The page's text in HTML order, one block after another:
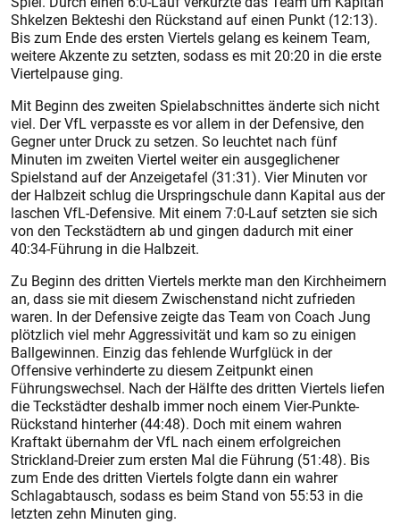
Shkelzen Bekteshi den Rückstand auf einen Punkt (12:13).
Bis zum Ende des ersten Viertels gelang es keinem Team,
weitere Akzente zu setzten, sodass es mit 20:20 in die erste
Viertelpause ging.
Mit Beginn des zweiten Spielabschnittes änderte sich nicht
viel. Der VfL verpasste es vor allem in der Defensive, den
Gegner unter Druck zu setzen. So leuchtet nach fünf
Minuten im zweiten Viertel weiter ein ausgeglichener
Spielstand auf der Anzeigetafel (31:31). Vier Minuten vor
der Halbzeit schlug die Urspringschule dann Kapital aus der
laschen VfL-Defensive. Mit einem 7:0-Lauf setzten sie sich
von den Teckstädtern ab und gingen dadurch mit einer
40:34-Führung in die Halbzeit.
Zu Beginn des dritten Viertels merkte man den Kirchheimern
an, dass sie mit diesem Zwischenstand nicht zufrieden
waren. In der Defensive zeigte das Team von Coach Jung
plötzlich viel mehr Aggressivität und kam so zu einigen
Ballgewinnen. Einzig das fehlende Wurfglück in der
Offensive verhinderte zu diesem Zeitpunkt einen
Führungswechsel. Nach der Hälfte des dritten Viertels liefen
die Teckstädter deshalb immer noch einem Vier-Punkte-
Rückstand hinterher (44:48). Doch mit einem wahren
Kraftakt übernahm der VfL nach einem erfolgreichen
Strickland-Dreier zum ersten Mal die Führung (51:48). Bis
zum Ende des dritten Viertels folgte dann ein wahrer
Schlagabtausch, sodass es beim Stand von 55:53 in die
letzten zehn Minuten ging.